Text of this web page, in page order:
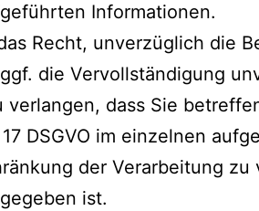
Informationen.
Recht, unverzüglich die
die Vervollständigung
verlangen, dass Sie
DSGVO im einzelnen
der Verarbeitung
ist.